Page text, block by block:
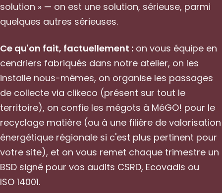
solution » — on est une solution, sérieuse, parmi
quelques autres sérieuses.
Ce qu'on fait, factuellement : on vous équipe en
cendriers fabriqués dans notre atelier, on les
installe nous-mêmes, on organise les passages
de collecte via clikeco (présent sur tout le
territoire), on confie les mégots à MéGO! pour le
recyclage matière (ou à une filière de valorisation
énergétique régionale si c'est plus pertinent pour
votre site), et on vous remet chaque trimestre un
BSD signé pour vos audits CSRD, Ecovadis ou
ISO 14001.